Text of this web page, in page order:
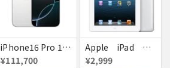
iPhone16 Pro 128GB ホワイトチタニウム docomo 送料無料
¥111,700
Apple iPad ミニ
¥2,999